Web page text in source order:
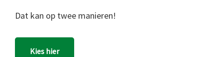
Dat kan op twee manieren!
Kies hier